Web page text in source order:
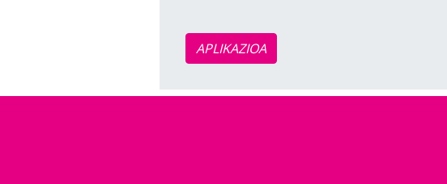
APLIKAZIOA